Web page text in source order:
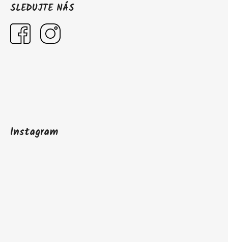
SLEDUJTE NÁS
Instagram